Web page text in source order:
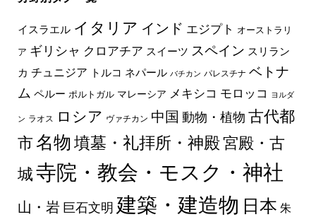
イスラエル イタリア インド エジプト オーストラリ
ア ギリシャ クロアチア スイーツ スペイン スリラン
カ チュニジア トルコ ネパール バチカン パレスチナ ベトナ
ム ペルー ポルトガル マレーシア メキシコ モロッコ ヨルダ
ン ラオス ロシア ヴァチカン 中国 動物・植物 古代都
市 名物 墳墓・礼拝所・神殿宮殿・古
城 寺院・教会・モスク・神社
山・岩 巨石文明 建築・建造物 日本 朱